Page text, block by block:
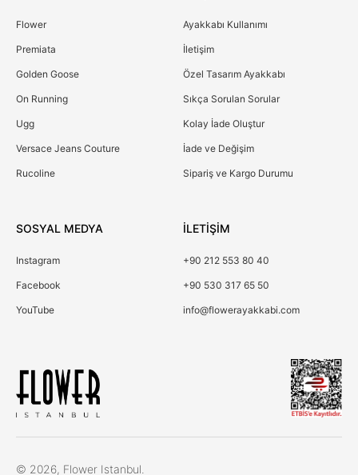
Flower
Premiata
Golden Goose
On Running
Ugg
Versace Jeans Couture
Rucoline
Ayakkabı Kullanımı
İletişim
Özel Tasarım Ayakkabı
Sıkça Sorulan Sorular
Kolay İade Oluştur
İade ve Değişim
Sipariş ve Kargo Durumu
SOSYAL MEDYA
Instagram
Facebook
YouTube
İLETİŞİM
+90 212 553 80 40
+90 530 317 65 50
info@flowerayakkabi.com
© 2026, Flower Istanbul.
Çerez Kullanımı